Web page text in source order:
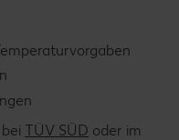
TÜV SÜD oder im